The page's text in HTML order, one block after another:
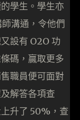
學生。學生亦
溝通，令他們
設有 O2O 功
碼，贏取更多
職員便可面對
解答各項查
升了 50%，查